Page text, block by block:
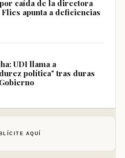
caída de la directora
apunta a deficiencias
UDI llama a
política" tras duras
AQUÍ